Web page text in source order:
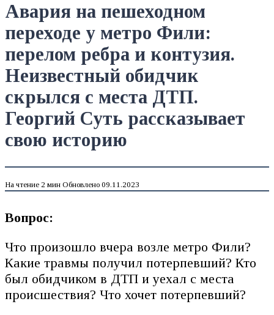
Авария на пешеходном
переходе у метро Фили:
перелом ребра и контузия.
Неизвестный обидчик
скрылся с места ДТП.
Георгий Суть рассказывает
свою историю
На чтение 2 мин Обновлено 09.11.2023
Вопрос:
Что произошло вчера возле метро Фили?
Какие травмы получил потерпевший? Кто
был обидчиком в ДТП и уехал с места
происшествия? Что хочет потерпевший?